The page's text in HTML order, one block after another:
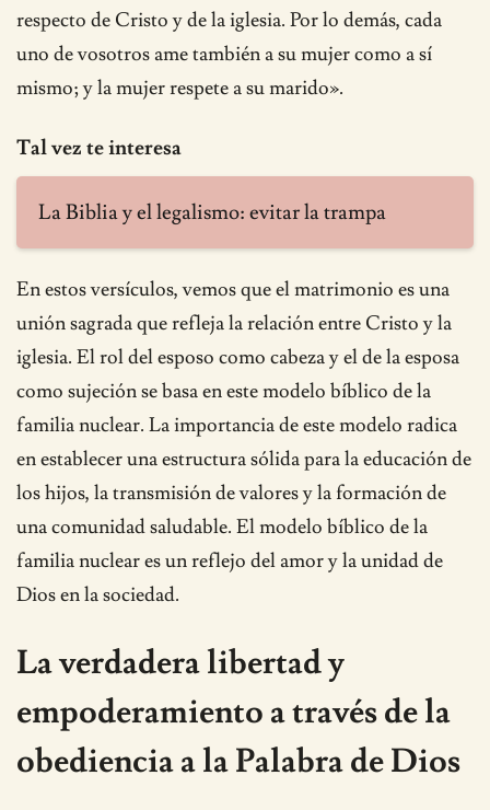
respecto de Cristo y de la iglesia. Por lo demás, cada
uno de vosotros ame también a su mujer como a sí
mismo; y la mujer respete a su marido».
Tal vez te interesa
La Biblia y el legalismo: evitar la trampa
En estos versículos, vemos que el matrimonio es una
unión sagrada que refleja la relación entre Cristo y la
iglesia. El rol del esposo como cabeza y el de la esposa
como sujeción se basa en este modelo bíblico de la
familia nuclear. La importancia de este modelo radica
en establecer una estructura sólida para la educación de
los hijos, la transmisión de valores y la formación de
una comunidad saludable. El modelo bíblico de la
familia nuclear es un reflejo del amor y la unidad de
Dios en la sociedad.
La verdadera libertad y
empoderamiento a través de la
obediencia a la Palabra de Dios